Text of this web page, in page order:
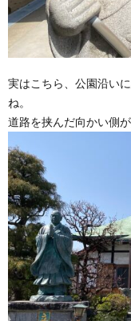
実はこちら、公園沿い
ね。
道路を挟んだ向かい側